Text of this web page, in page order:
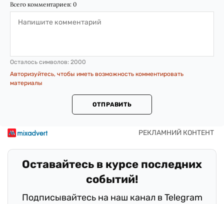
Всего комментариев: 0
Осталось символов: 2000
Авторизуйтесь, чтобы иметь возможность комментировать
материалы
ОТПРАВИТЬ
Оставайтесь в курсе последних
событий!
Подписывайтесь на наш канал в Telegram